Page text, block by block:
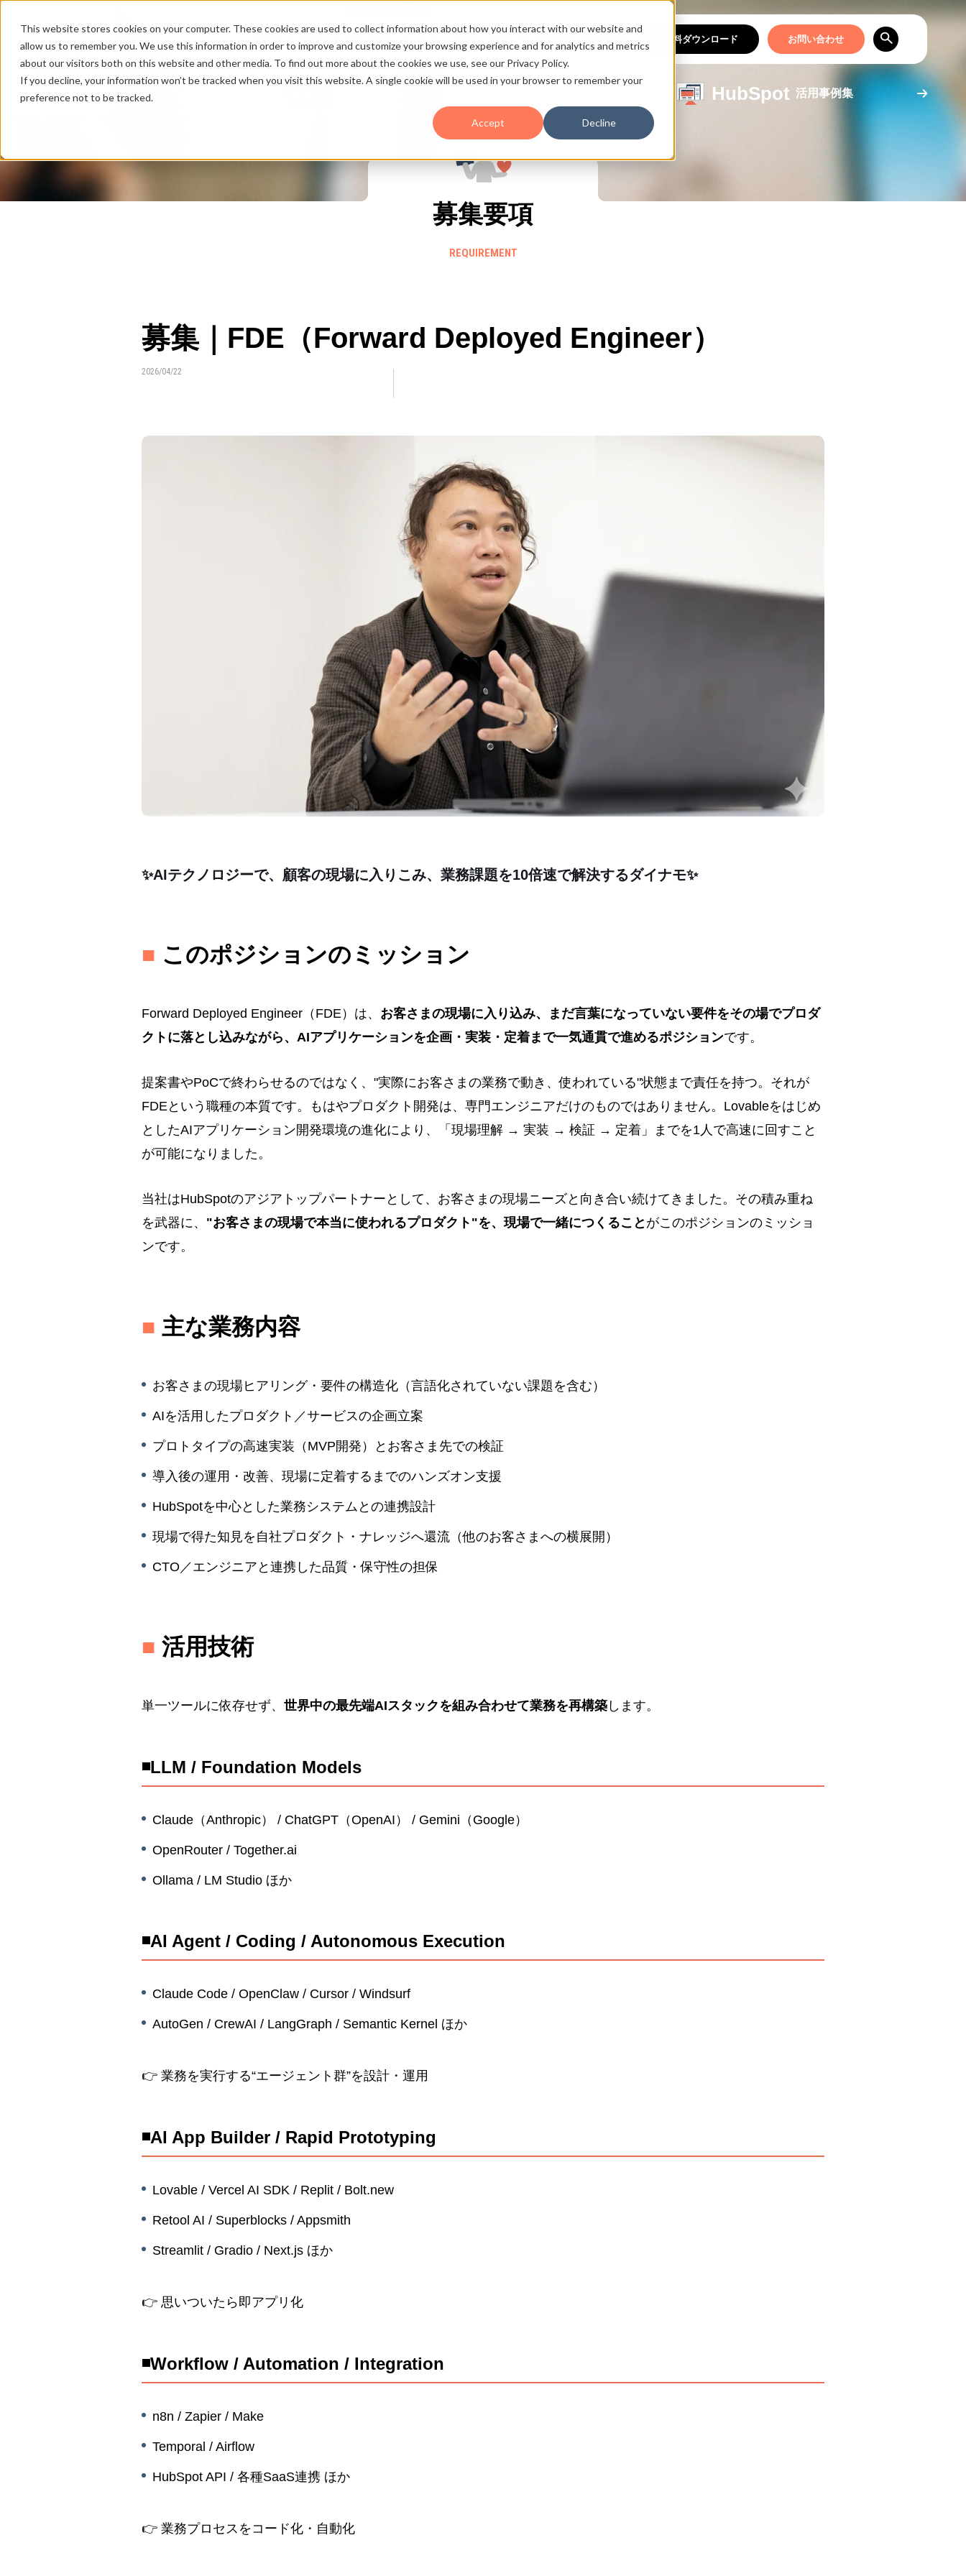
This website stores cookies on your computer. These cookies are used to collect information about how you interact with our website and
allow us to remember you. We use this information in order to improve and customize your browsing experience and for analytics and metrics
about our visitors both on this website and other media. To find out more about the cookies we use, see our Privacy Policy.
If you decline, your information won’t be tracked when you visit this website. A single cookie will be used in your browser to remember your
preference not to be tracked.
Accept Decline
資料ダウンロード お問い合わせ
HubSpot 活用事例集
募集要項
REQUIREMENT
募集｜FDE（Forward Deployed Engineer）
2026/04/22
✨AIテクノロジーで、顧客の現場に入りこみ、業務課題を10倍速で解決するダイナモ✨
■ このポジションのミッション
Forward Deployed Engineer（FDE）は、 お客さまの現場に入り込み、まだ言葉になっていない要件をその場でプロダ
クトに落とし込みながら、AIアプリケーションを企画・実装・定着まで一気通貫で進めるポジションです。
提案書やPoCで終わらせるのではなく、"実際にお客さまの業務で動き、使われている"状態まで責任を持つ。それが
FDEという職種の本質です。もはやプロダクト開発は、専門エンジニアだけのものではありません。Lovableをはじめ
としたAIアプリケーション開発環境の進化により、「現場理解 → 実装 → 検証 → 定着」までを1人で高速に回すこと
が可能になりました。
当社はHubSpotのアジアトップパートナーとして、お客さまの現場ニーズと向き合い続けてきました。その積み重ね
を武器に、 "お客さまの現場で本当に使われるプロダクト"を、現場で一緒につくること がこのポジションのミッショ
ンです。
■ 主な業務内容
お客さまの現場ヒアリング・要件の構造化（言語化されていない課題を含む）
AIを活用したプロダクト／サービスの企画立案
プロトタイプの高速実装（MVP開発）とお客さま先での検証
導入後の運用・改善、現場に定着するまでのハンズオン支援
HubSpotを中心とした業務システムとの連携設計
現場で得た知見を自社プロダクト・ナレッジへ還流（他のお客さまへの横展開）
CTO／エンジニアと連携した品質・保守性の担保
■ 活用技術
単一ツールに依存せず、 世界中の最先端AIスタックを組み合わせて業務を再構築 します。
◾️LLM / Foundation Models
Claude（Anthropic） / ChatGPT（OpenAI） / Gemini（Google）
OpenRouter / Together.ai
Ollama / LM Studio ほか
◾️AI Agent / Coding / Autonomous Execution
Claude Code / OpenClaw / Cursor / Windsurf
AutoGen / CrewAI / LangGraph / Semantic Kernel ほか
👉 業務を実行する“エージェント群”を設計・運用
◾️AI App Builder / Rapid Prototyping
Lovable / Vercel AI SDK / Replit / Bolt.new
Retool AI / Superblocks / Appsmith
Streamlit / Gradio / Next.js ほか
👉 思いついたら即アプリ化
◾️Workflow / Automation / Integration
n8n / Zapier / Make
Temporal / Airflow
HubSpot API / 各種SaaS連携 ほか
👉 業務プロセスをコード化・自動化